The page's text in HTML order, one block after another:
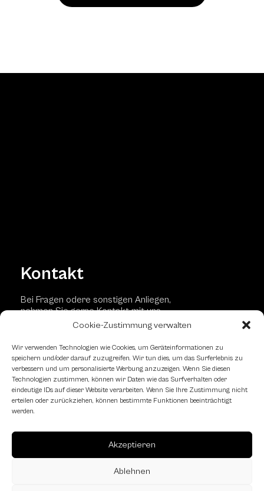
Cookie-Zustimmung verwalten
Wir verwenden Technologien wie Cookies, um Geräteinformationen zu
speichern und/oder darauf zuzugreifen. Wir tun dies, um das Surferlebnis zu
verbessern und um personalisierte Werbung anzuzeigen. Wenn Sie diesen
Technologien zustimmen, können wir Daten wie das Surfverhalten oder
eindeutige IDs auf dieser Website verarbeiten. Wenn Sie Ihre Zustimmung nicht
erteilen oder zurückziehen, können bestimmte Funktionen beeinträchtigt
werden.
Akzeptieren
Ablehnen
Kontakt
Bei Fragen odere sonstigen Anliegen,
nehmen Sie gerne Kontakt mit uns
Kontaktformular